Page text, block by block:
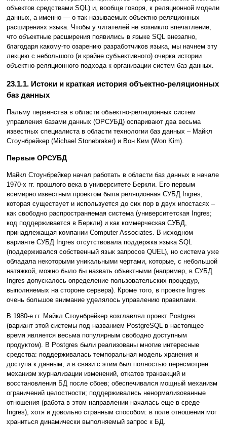
объектов средствами SQL) и, вообще говоря, к реляционной модели
данных, а именно — о так называемых объектно-реляционных
расширениях языка. Чтобы у читателей не возникло впечатление,
что объектные расширения появились в языке SQL внезапно,
благодаря какому-то озарению разработчиков языка, мы начнем эту
лекцию с небольшого (и крайне субъективного) очерка истории
объектно-реляционного подхода к организации систем баз данных.
23.1.1. Истоки и краткая история объектно-реляционных
баз данных
Пальму первенства в области объектно-реляционных систем
управления базами данных (ОРСУБД) оспаривают два весьма
известных специалиста в области технологии баз данных – Майкл
Стоунбрейкер (Michael Stonebraker) и Вон Ким (Won Kim).
Первые ОРСУБД
Майкл Стоунбрейкер начал работать в области баз данных в начале
1970-х гг. прошлого века в университете Беркли. Его первым
всемирно известным проектом была реляционная СУБД Ingres,
которая существует и используется до сих пор в двух ипостасях –
как свободно распространяемая система (университетская Ingres;
код поддерживается в Беркли) и как коммерческая СУБД,
принадлежащая компании Computer Associates. В исходном
варианте СУБД Ingres отсутствовала поддержка языка SQL
(поддерживался собственный язык запросов QUEL), но система уже
обладала некоторыми уникальными чертами, которые, с небольшой
натяжкой, можно было бы назвать объектными (например, в СУБД
Ingres допускалось определение пользовательских процедур,
выполняемых на стороне сервера). Кроме того, в проекте Ingres
очень большое внимание уделялось управлению правилами.
В 1980-е гг. Майкл Стоунбрейкер возглавлял проект Postgres
(вариант этой системы под названием PostgreSQL в настоящее
время является весьма популярным свободно доступным
продуктом). В Postgres были реализованы многие интересные
средства: поддерживалась темпоральная модель хранения и
доступа к данным, и в связи с этим был полностью пересмотрен
механизм журнализации изменений, откатов транзакций и
восстановления БД после сбоев; обеспечивался мощный механизм
ограничений целостности; поддерживались ненормализованные
отношения (работа в этом направлении началась еще в среде
Ingres), хотя и довольно странным способом: в поле отношения мог
храниться динамически выполняемый запрос к БД.